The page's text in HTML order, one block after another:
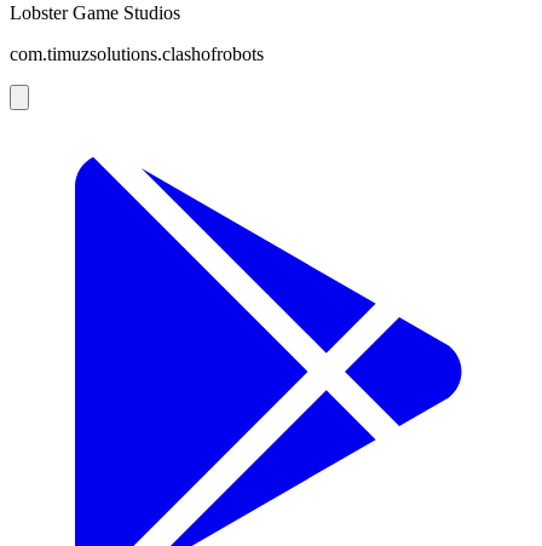
Lobster Game Studios
com.timuzsolutions.clashofrobots